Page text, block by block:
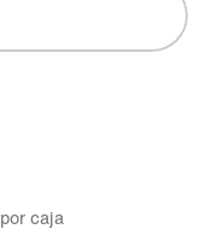
caja